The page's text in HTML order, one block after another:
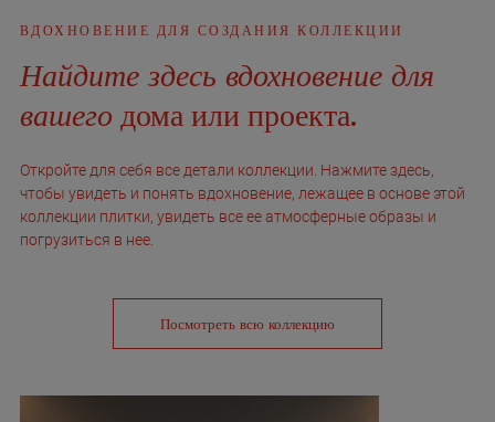
ВДОХНОВЕНИЕ ДЛЯ СОЗДАНИЯ КОЛЛЕКЦИИ
Найдите здесь вдохновение для
вашего дома или проекта.
Откройте для себя все детали коллекции. Нажмите здесь,
чтобы увидеть и понять вдохновение, лежащее в основе этой
коллекции плитки, увидеть все ее атмосферные образы и
погрузиться в нее.
Посмотреть всю коллекцию